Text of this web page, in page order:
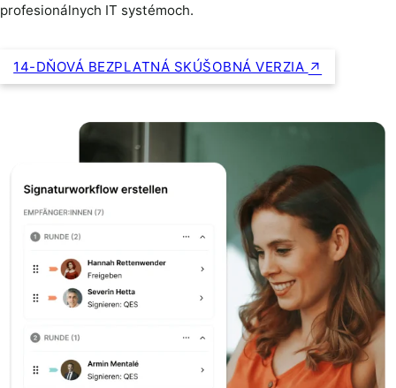
profesionálnych IT systémoch.
14-DŇOVÁ BEZPLATNÁ SKÚŠOBNÁ VERZIA